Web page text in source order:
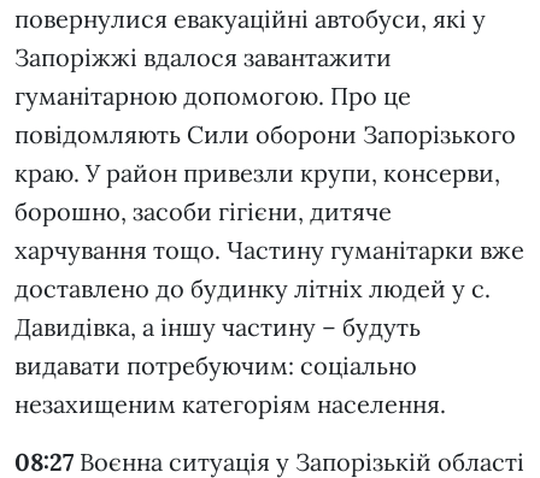
повернулися евакуаційні автобуси, які у
Запоріжжі вдалося завантажити
гуманітарною допомогою. Про це
повідомляють Сили оборони Запорізького
краю. У район привезли крупи, консерви,
борошно, засоби гігієни, дитяче
харчування тощо. Частину гуманітарки вже
доставлено до будинку літніх людей у с.
Давидівка, а іншу частину – будуть
видавати потребуючим: соціально
незахищеним категоріям населення.
08:27 Воєнна ситуація у Запорізькій області